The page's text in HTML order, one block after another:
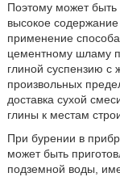
Поэтому может
высокое
применение
цементному шламу
глиной суспензию с
произвольных
доставка сухой
глины к местам
При бурении в
может быть
подземной воды,